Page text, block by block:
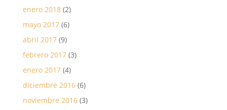
enero 2018(2)
mayo 2017(6)
abril 2017(9)
febrero 2017(3)
enero 2017(4)
diciembre 2016(6)
noviembre 2016(3)